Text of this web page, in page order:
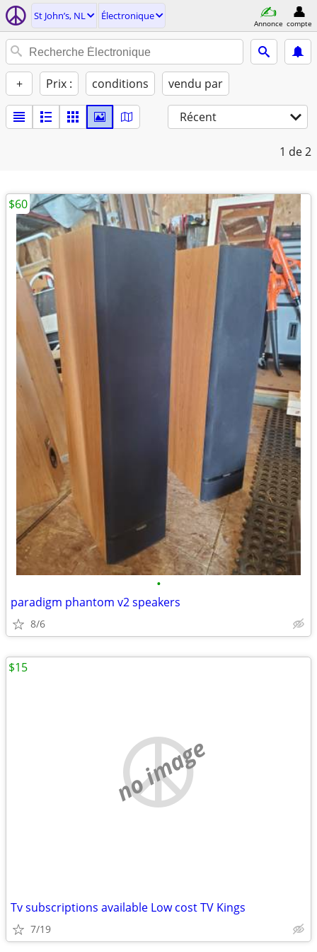
St John’s, NL Électronique
Annonce compte
+ Prix : conditions vendu par
Récent
1 de 2
•
paradigm phantom v2 speakers
8/6
$60
no image
Tv subscriptions available Low cost TV Kings
7/19
$15